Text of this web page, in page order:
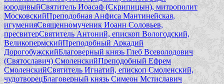
юродивыйСвятитель Иоасаф (Скрипицын), митрополит
МосковскийПреподобная Анфиса Мантинейская,
игуменияСвященномученик Иоанн Соловьев,
пресвитерСвятитель Антоний, епископ Вологодский,
ВеликопермскийПреподобный Аркадий
ДорогобужскийБлаговерный князь Глеб Всеволодович
(Святославич) СмоленскийПреподобный Ефрем
СмоленскийСвятитель Игнатий, епископ Смоленский,
чудотворецБлаговерный князь Симеон Мстиславич